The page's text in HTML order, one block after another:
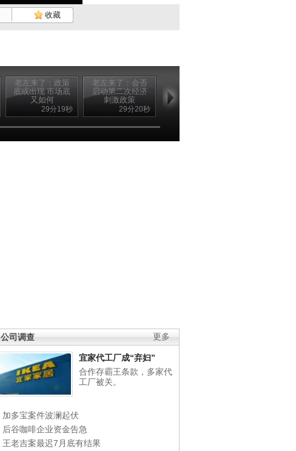
收藏
老左来了：政策
底或出现 市场底
又如何
29分19秒
老左来了：会否
启动第二次经济
刺激政策
29分20秒
更多
公司调查
宜家代工厂成“弃妇”
合作存霸王条款，多家代
工厂被关。
加多宝案件波澜起伏
后谷咖啡企业资金告急
王老吉案最迟7月底有结果